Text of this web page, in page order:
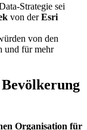
Strategie sei
von derEsri
von den
und für mehr
Organisation für